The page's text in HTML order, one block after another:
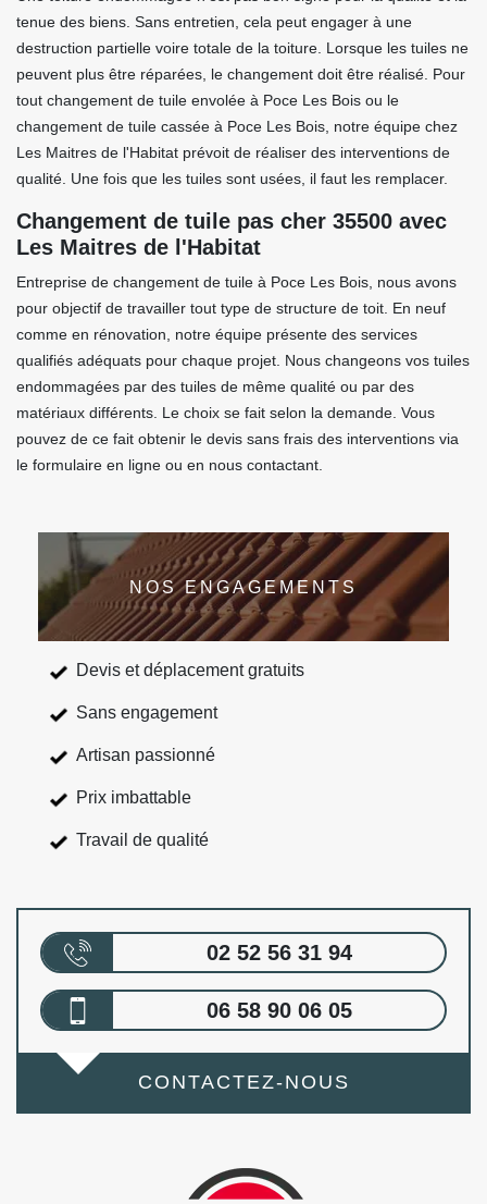
tenue des biens. Sans entretien, cela peut engager à une
destruction partielle voire totale de la toiture. Lorsque les tuiles ne
peuvent plus être réparées, le changement doit être réalisé. Pour
tout changement de tuile envolée à Poce Les Bois ou le
changement de tuile cassée à Poce Les Bois, notre équipe chez
Les Maitres de l'Habitat prévoit de réaliser des interventions de
qualité. Une fois que les tuiles sont usées, il faut les remplacer.
Changement de tuile pas cher 35500 avec
Les Maitres de l'Habitat
Entreprise de changement de tuile à Poce Les Bois, nous avons
pour objectif de travailler tout type de structure de toit. En neuf
comme en rénovation, notre équipe présente des services
qualifiés adéquats pour chaque projet. Nous changeons vos tuiles
endommagées par des tuiles de même qualité ou par des
matériaux différents. Le choix se fait selon la demande. Vous
pouvez de ce fait obtenir le devis sans frais des interventions via
le formulaire en ligne ou en nous contactant.
NOS ENGAGEMENTS
Devis et déplacement gratuits
Sans engagement
Artisan passionné
Prix imbattable
Travail de qualité
02 52 56 31 94
06 58 90 06 05
CONTACTEZ-NOUS